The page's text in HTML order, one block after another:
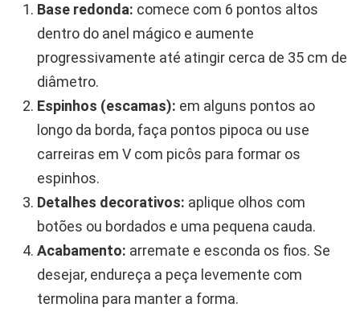
Base redonda: comece com 6 pontos altos
dentro do anel mágico e aumente
progressivamente até atingir cerca de 35 cm de
diâmetro.
Espinhos (escamas): em alguns pontos ao
longo da borda, faça pontos pipoca ou use
carreiras em V com picôs para formar os
espinhos.
Detalhes decorativos: aplique olhos com
botões ou bordados e uma pequena cauda.
Acabamento: arremate e esconda os fios. Se
desejar, endureça a peça levemente com
termolina para manter a forma.